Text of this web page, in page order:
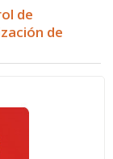
de
de